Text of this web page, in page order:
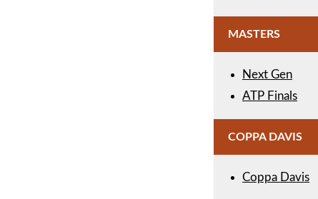
MASTERS
Next Gen
ATP Finals
COPPA DAVIS
Coppa Davis